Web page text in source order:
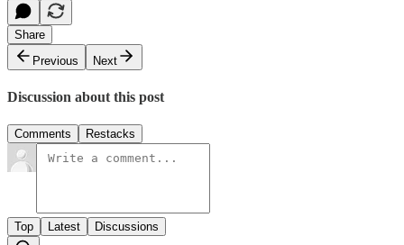
Share
Previous
Next
Discussion about this post
Comments Restacks
Top Latest Discussions